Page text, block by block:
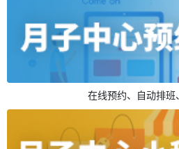
在线预约、自动排班